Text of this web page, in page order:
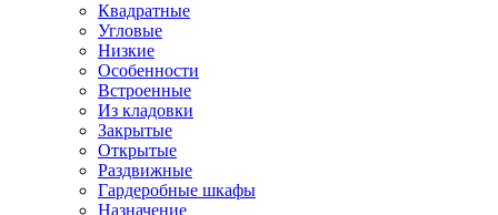
Квадратные
Угловые
Низкие
Особенности
Встроенные
Из кладовки
Закрытые
Открытые
Раздвижные
Гардеробные шкафы
Назначение